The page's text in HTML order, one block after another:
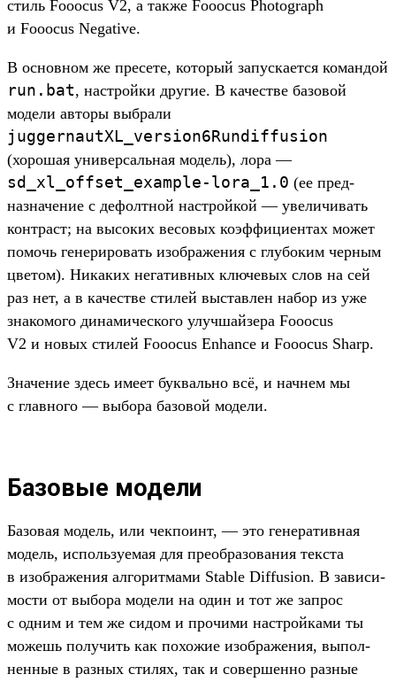
стиль Fooocus V2, а так­же Fooocus Photograph
и Fooocus Negative.
В основном же пре­сете, который запус­кает­ся коман­дой
run. bat, нас­трой­ки дру­гие. В качес­тве базовой
модели авто­ры выб­рали
juggernautXL_version6Rundiffusion
(хорошая уни­вер­саль­ная модель), лора —
sd_xl_offset_example-lora_1. 0 (ее пред­
назна­чение с дефол­тной нас­трой­кой — уве­личи­вать
кон­траст; на высоких весовых коэф­фици­ентах может
помочь генери­ровать изоб­ражения с глу­боким чер­ным
цве­том). Никаких негатив­ных клю­чевых слов на сей
раз нет, а в качес­тве сти­лей выс­тавлен набор из уже
зна­комо­го динами­чес­кого улуч­шай­зера Fooocus
V2 и новых сти­лей Fooocus Enhance и Fooocus Sharp.
Зна­чение здесь име­ет бук­валь­но всё, и нач­нем мы
с глав­ного — выбора базовой модели.
Базовые модели
Ба­зовая модель, или чек­поинт, — это генера­тив­ная
модель, исполь­зуемая для пре­обра­зова­ния тек­ста
в изоб­ражения алго­рит­мами Stable Diffusion. В зависи­
мос­ти от выбора модели на один и тот же зап­рос
с одним и тем же сидом и про­чими нас­трой­ками ты
можешь получить как похожие изоб­ражения, выпол­
ненные в раз­ных сти­лях, так и совер­шенно раз­ные